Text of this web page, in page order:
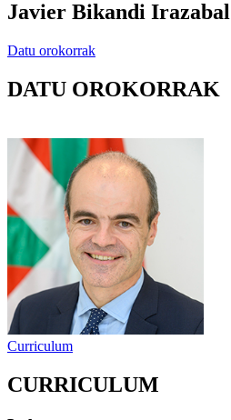
Javier Bikandi Irazabal
Datu orokorrak
DATU OROKORRAK
Curriculum
CURRICULUM